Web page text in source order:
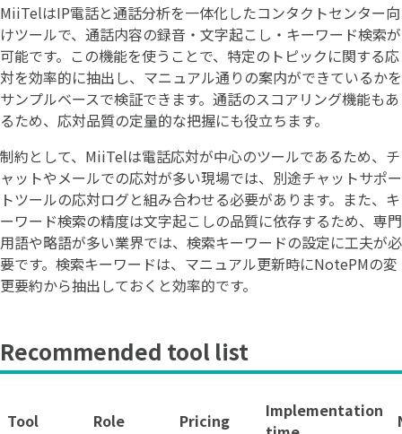
MiiTelはIP電話と通話分析を一体化したコンタクトセンター向
けツールで、通話内容の録音・文字起こし・キーワード検索が
可能です。この機能を使うことで、特定のトピックに関する応
対を効率的に抽出し、マニュアル通りの案内ができているかを
サンプルベースで検証できます。通話のスコアリング機能もあ
るため、応対品質の定量的な把握にも役立ちます。
制約として、MiiTelは電話応対が中心のツールであるため、チ
ャットやメールでの応対が多い現場では、別途チャットサポー
トツールの応対ログと組み合わせる必要があります。また、キ
ーワード検索の精度は文字起こしの品質に依存するため、専門
用語や略語が多い業界では、検索キーワードの設定に工夫が必
要です。検索キーワードは、マニュアル更新時にNotePMの変
更要約から抽出しておくと効率的です。
Recommended tool list
Tool Role Pricing
Implementation